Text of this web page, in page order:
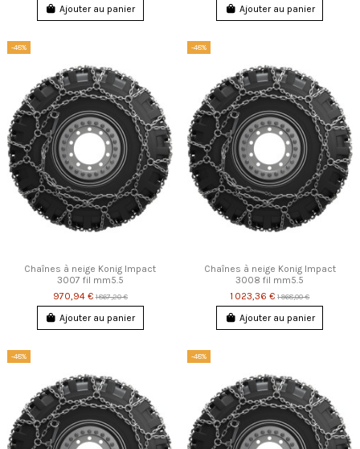
Ajouter au panier Ajouter au panier
-48%
Chaînes à neige Konig Impact
3007 fil mm5.5
970,94 €1 867,20 €
Ajouter au panier
-48%
Chaînes à neige Konig Impact
3008 fil mm5.5
1 023,36 €1 968,00 €
Ajouter au panier
-48% -48%